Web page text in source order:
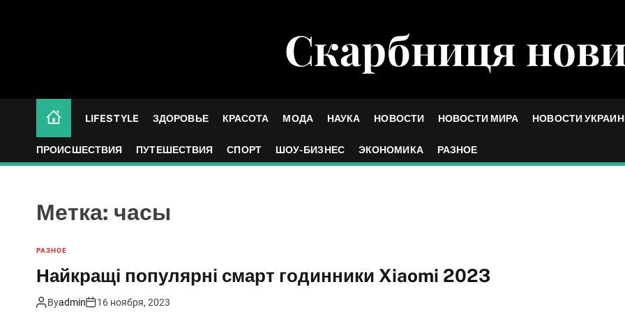
t
Скарбниця
LIFESTYLE ЗДОРОВЬЕ КРАСОТА МОДА НАУКА НОВОСТИ НОВОСТИ МИРА НОВОСТИ
ПРОИСШЕСТВИЯ ПУТЕШЕСТВИЯ СПОРТ ШОУ-БИЗНЕС ЭКОНОМИКА РАЗНОЕ
Метка: часы
РАЗНОЕ
Найкращі популярні смарт годинники Xiaomi 2023
Byadmin 16 ноября, 2023